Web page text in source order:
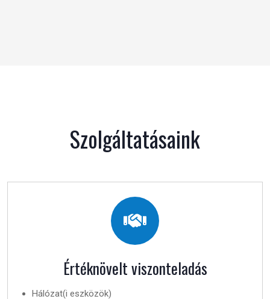
Szolgáltatásaink
Értéknövelt viszonteladás
Hálózat(i eszközök)